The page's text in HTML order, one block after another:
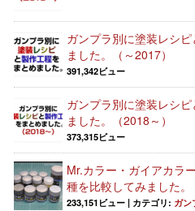
ガンプラ別に塗装レシ
ました。（～2017）
391,342ビュー
ガンプラ別に塗装レシ
ました。（2018～）
373,315ビュー
Mr.カラー・ガイアカラ
種を比較してみました。
233,151ビュー | カテゴリ: ガン